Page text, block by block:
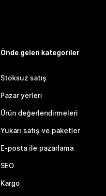
Önde gelen kategoriler
Stoksuz satış
Pazar yerleri
Ürün değerlendirmeleri
Yukarı satış ve paketler
E-posta ile pazarlama
SEO
Kargo